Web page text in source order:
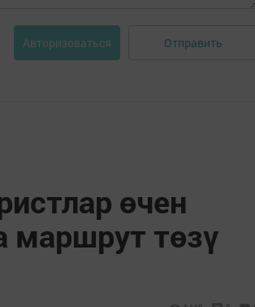
Авторизоваться Отправить
өчен
маршрут төзү